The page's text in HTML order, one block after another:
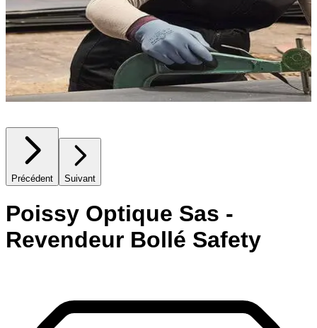
Précédent Suivant
Poissy Optique Sas -
Revendeur Bollé Safety